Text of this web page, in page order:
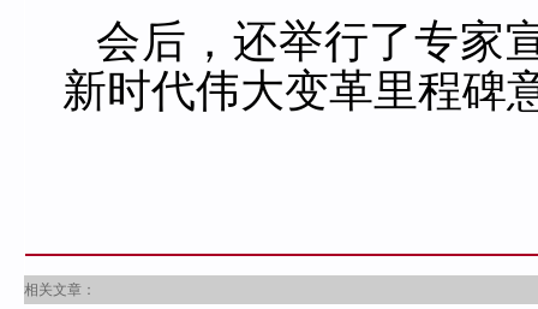
会后，还举行了专家
新时代伟大变革里程碑
相关文章：